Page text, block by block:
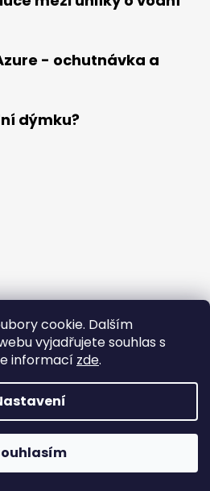
cookie. Dalším
vyjadřujete souhlas s
informací zde.
- ochutnávka a
dýmku?
Gang. Všechna práva vyhrazena.